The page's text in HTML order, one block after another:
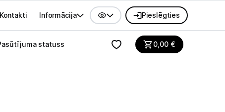
Galvenes izvēlne
Kontakti Informācija Pieslēgties
statuss 0,00€